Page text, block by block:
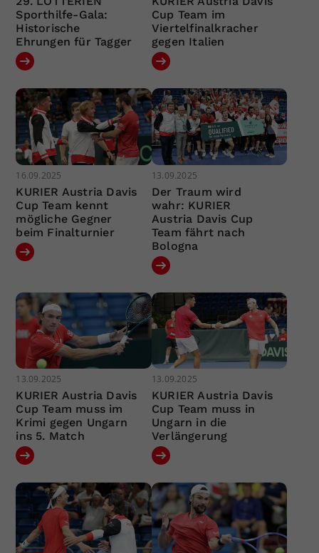
Sporthilfe-Gala:
Historische
Ehrungen für Tagger
Cup Team im
Viertelfinalkracher
gegen Italien
16.09.2025
KURIER Austria Davis
Cup Team kennt
mögliche Gegner
beim Finalturnier
13.09.2025
Der Traum wird
wahr: KURIER
Austria Davis Cup
Team fährt nach
Bologna
13.09.2025
KURIER Austria Davis
Cup Team muss im
Krimi gegen Ungarn
ins 5. Match
13.09.2025
KURIER Austria Davis
Cup Team muss in
Ungarn in die
Verlängerung